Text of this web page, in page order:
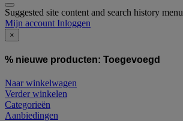
Suggested site content and search history menu
Mijn account Inloggen
×
% nieuwe producten: Toegevoegd
Naar winkelwagen
Verder winkelen
Categorieën
Aanbiedingen